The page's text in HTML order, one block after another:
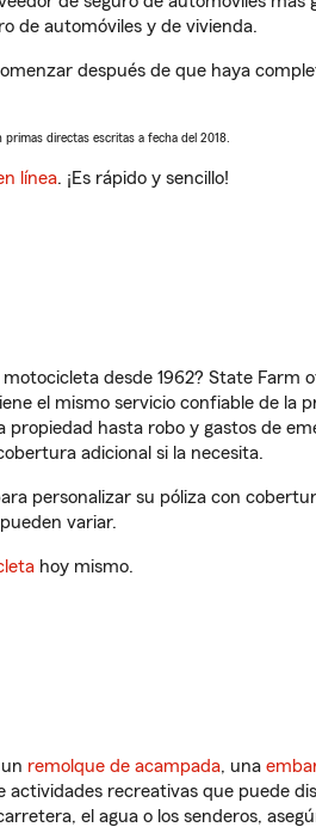
de automóviles y de vivienda.
después de que haya
directas escritas a fecha del 2018.
línea. ¡Es rápido y sencillo!
desde 1962? State
el mismo servicio confiable de la
propiedad hasta robo y gastos de
adicional si la necesita.
personalizar su póliza con
variar.
hoy mismo.
remolque de acampada, una
actividades recreativas que puede
el agua o los senderos,